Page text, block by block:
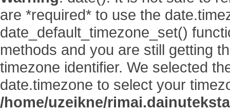
are *required* to use the
date_default_timezone_set()
methods and you are still getting
timezone identifier. We selected
date.timezone to select your
/home/uzeikne/